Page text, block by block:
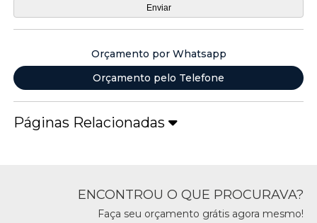
Orçamento por Whatsapp
Orçamento pelo Telefone
Páginas Relacionadas
ENCONTROU O QUE PROCURAVA?
Faça seu orçamento grátis agora mesmo!